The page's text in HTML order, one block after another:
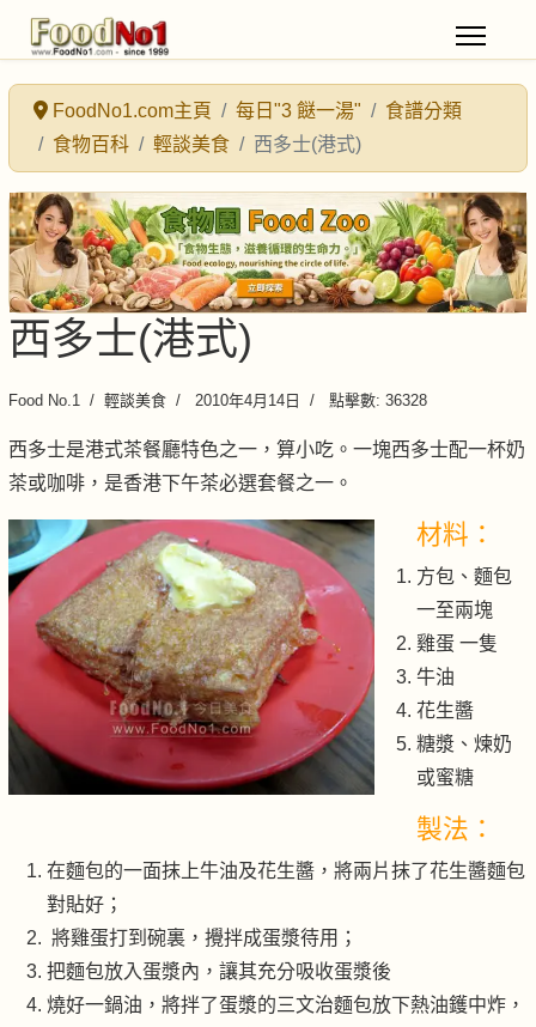
FoodNo1.com主頁 每日"3 餸一湯"
食譜分類
食物百科
輕談美食 西多士(港式)
西多士(港式)
Food No.1 輕談美食 2010年4月14日 點擊數: 36328
西多士是港式茶餐廳特色之一，算小吃。一塊西多士配一杯奶
茶或咖啡，是香港下午茶必選套餐之一。
材料：
方包、麵包
一至兩塊
雞蛋 一隻
牛油
花生醬
糖漿、煉奶
或蜜糖
製法：
在麵包的一面抹上牛油及花生醬，將兩片抹了花生醬麵包
對貼好；
將雞蛋打到碗裏，攪拌成蛋漿待用；
把麵包放入蛋漿內，讓其充分吸收蛋漿後
燒好一鍋油，將拌了蛋漿的三文治麵包放下熱油鑊中炸，